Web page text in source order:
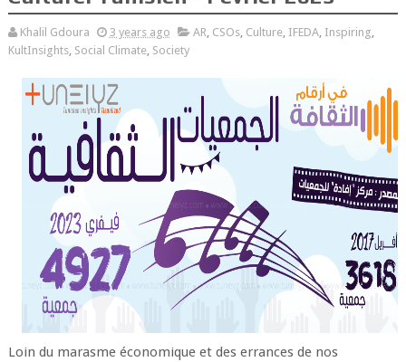
Khalil Gdoura 3 years ago AR, CSOs, Culture, IFEDA, Inspiring,
KultInsights, Social Climate, Society
Loin du marasme économique et des errances de nos